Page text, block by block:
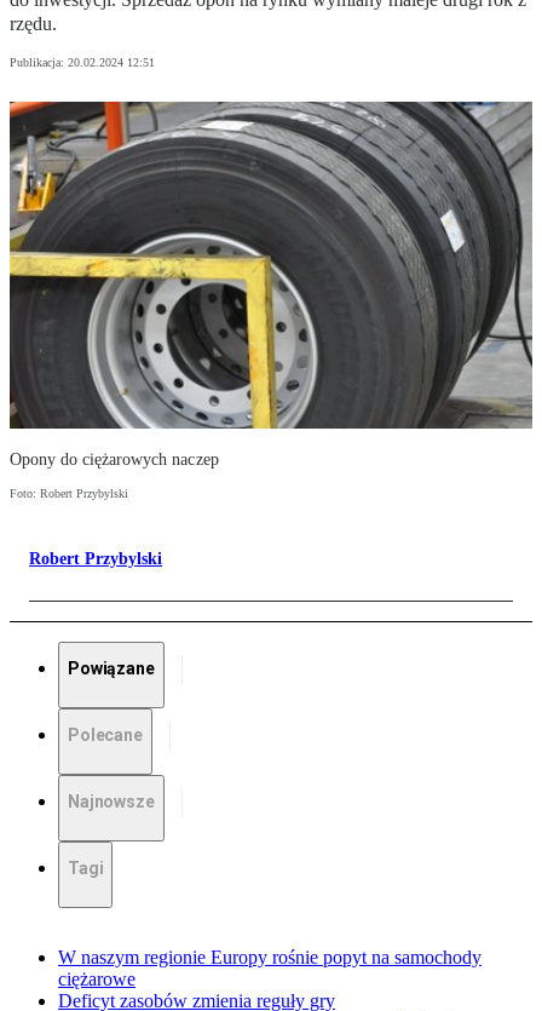
rzędu.
Publikacja: 20.02.2024 12:51
Opony do ciężarowych naczep
Foto: Robert Przybylski
Robert Przybylski
Powiązane
Polecane
Najnowsze
Tagi
W naszym regionie Europy rośnie popyt na samochody
ciężarowe
Deficyt zasobów zmienia reguły gry